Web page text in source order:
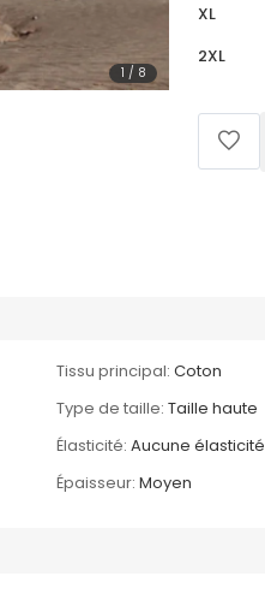
1 / 8
XL
2XL
Tissu principal: Coton
Type de taille: Taille haute
Élasticité: Aucune élasticité
Épaisseur: Moyen